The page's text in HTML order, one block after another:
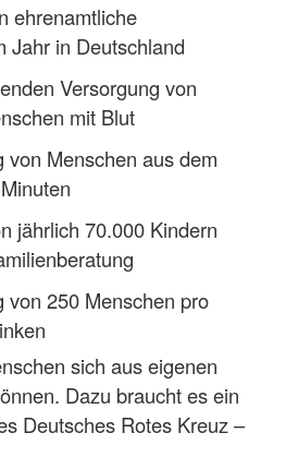
ehrenamtliche
Jahr in Deutschland
Versorgung von
mit Blut
von Menschen aus dem
jährlich 70.000 Kindern
von 250 Menschen pro
sich aus eigenen
Dazu braucht es ein
Deutsches Rotes Kreuz –